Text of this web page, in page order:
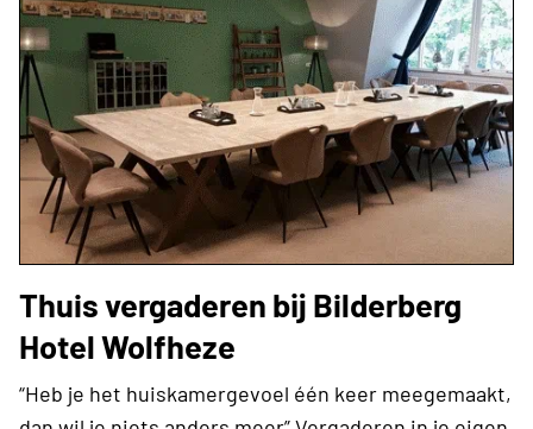
Thuis vergaderen bij Bilderberg
Hotel Wolfheze
“Heb je het huiskamergevoel één keer meegemaakt,